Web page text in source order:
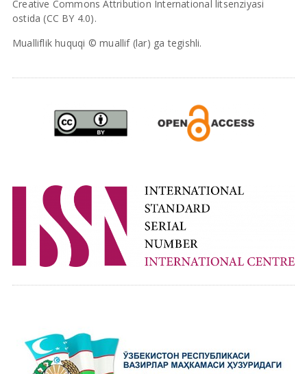
Creative Commons Attribution International litsenziyasi
ostida (CC BY 4.0).
Mualliflik huquqi © muallif (lar) ga tegishli.